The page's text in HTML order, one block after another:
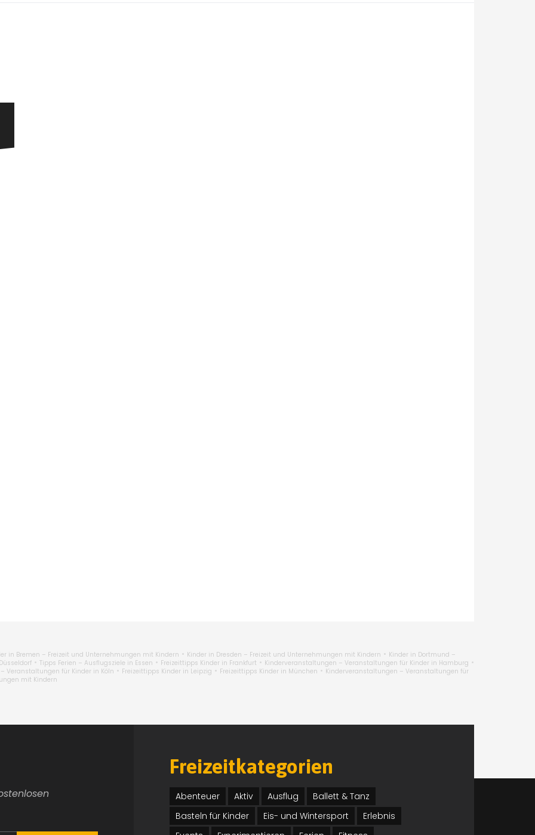
in Bremen – Freizeit und Unternehmungen mit Kindern • Kinder in Dresden – Freizeit und Unternehmungen mit Kindern • Kinder in Dortmund –
• Tipps Ferien – Ausflugsziele in Essen • Freizeittipps Kinder in Frankfurt • Kinderveranstaltungen – Veranstaltungen für Kinder in Hamburg •
Veranstaltungen für Kinder in Köln • Freizeittipps Kinder in Leipzig • Freizeittipps Kinder in München • Kinderveranstaltungen – Veranstaltungen für
mit Kindern
Freizeitkategorien
Abenteuer Aktiv Ausflug
Ballett & Tanz
Basteln für Kinder
Eis- und Wintersport
Erlebnis